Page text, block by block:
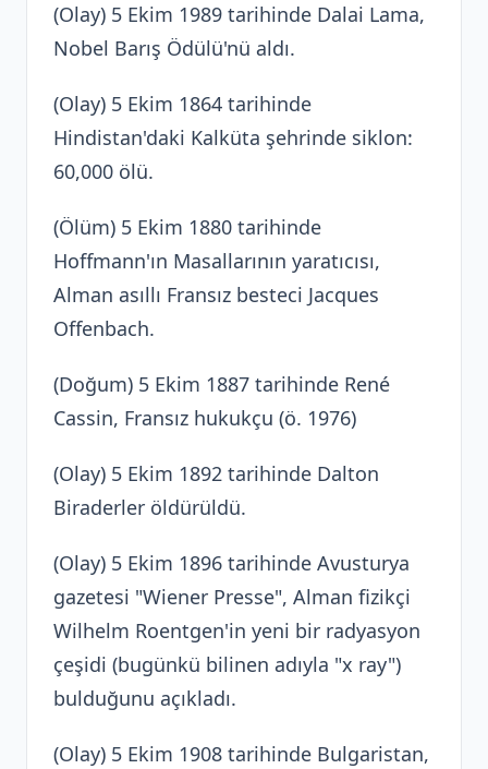
(Olay) 5 Ekim 1989 tarihinde Dalai Lama,
Nobel Barış Ödülü'nü aldı.
(Olay) 5 Ekim 1864 tarihinde
Hindistan'daki Kalküta şehrinde siklon:
60,000 ölü.
(Ölüm) 5 Ekim 1880 tarihinde
Hoffmann'ın Masallarının yaratıcısı,
Alman asıllı Fransız besteci Jacques
Offenbach.
(Doğum) 5 Ekim 1887 tarihinde René
Cassin, Fransız hukukçu (ö. 1976)
(Olay) 5 Ekim 1892 tarihinde Dalton
Biraderler öldürüldü.
(Olay) 5 Ekim 1896 tarihinde Avusturya
gazetesi "Wiener Presse", Alman fizikçi
Wilhelm Roentgen'in yeni bir radyasyon
çeşidi (bugünkü bilinen adıyla "x ray")
bulduğunu açıkladı.
(Olay) 5 Ekim 1908 tarihinde Bulgaristan,